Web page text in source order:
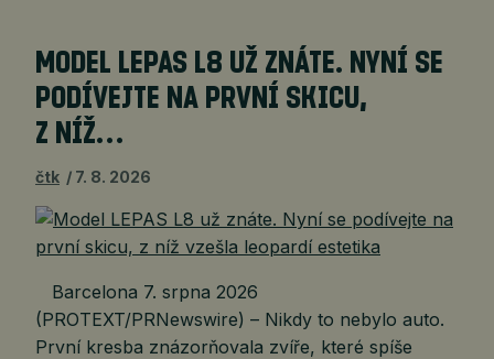
MODEL LEPAS L8 UŽ ZNÁTE. NYNÍ SE
PODÍVEJTE NA PRVNÍ SKICU,
Z NÍŽ…
čtk 7. 8. 2026
Barcelona 7. srpna 2026
(PROTEXT/PRNewswire) – Nikdy to nebylo auto.
První kresba znázorňovala zvíře, které spíše